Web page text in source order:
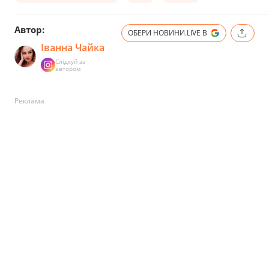
Автор:
Іванна Чайка
Слідкуй за
автором
ОБЕРИ НОВИНИ.LIVE В
Реклама